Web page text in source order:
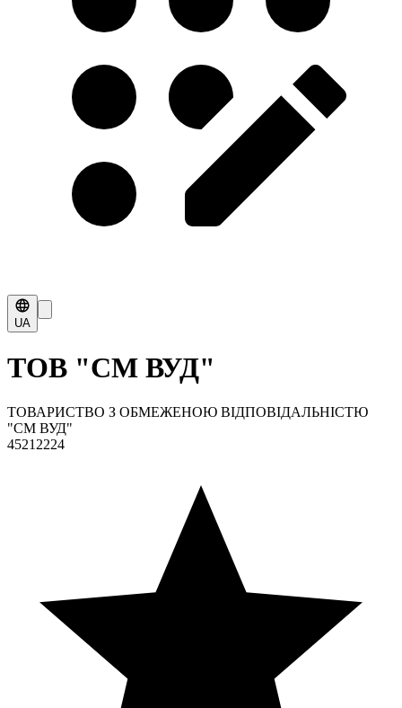
UA
ТОВ "СМ ВУД"
ТОВАРИСТВО З ОБМЕЖЕНОЮ ВІДПОВІДАЛЬНІСТЮ
"СМ ВУД"
45212224